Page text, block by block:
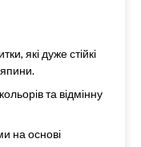
які дуже стійкі
та відмінну
на основі